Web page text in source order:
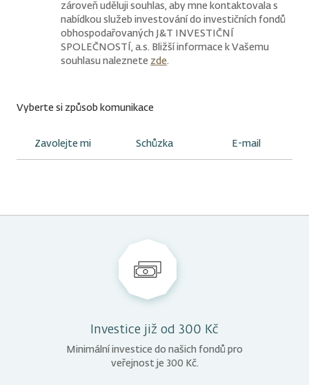
zároveň uděluji souhlas, aby mne kontaktovala s
nabídkou služeb investování do investičních fondů
obhospodařovaných J&T INVESTIČNÍ
SPOLEČNOSTÍ, a.s. Bližší informace k Vašemu
souhlasu naleznete zde.
Vyberte si způsob komunikace
Zavolejte mi Schůzka E-mail
Kdy můžete přijít?Investice již od 300 Kč
Minimální investice do našich fondů pro
veřejnost je 300 Kč.